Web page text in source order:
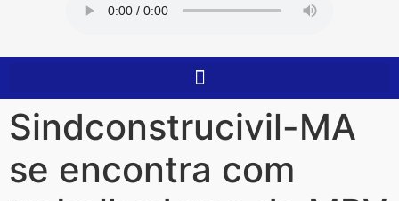
Sindconstrucivil-MA
se encontra com